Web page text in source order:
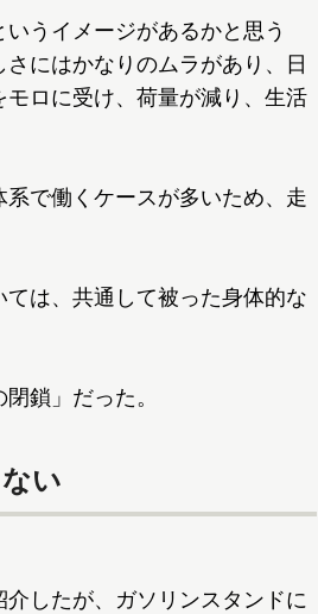
うイメージがあるかと思う
にはかなりのムラがあり、日
ロに受け、荷量が減り、生活
で働くケースが多いため、走
は、共通して被った身体的な
鎖」だった。
い
したが、ガソリンスタンドに